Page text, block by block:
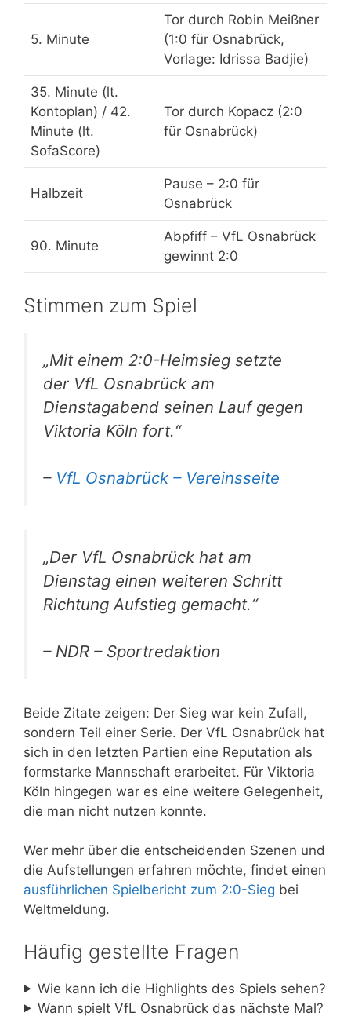
5. Minute
Tor durch Robin Meißner
(1:0 für Osnabrück,
Vorlage: Idrissa Badjie)
35. Minute (lt.
Kontoplan) / 42.
Minute (lt.
SofaScore)
Tor durch Kopacz (2:0
für Osnabrück)
Halbzeit
Pause – 2:0 für
Osnabrück
90. Minute
Abpfiff – VfL Osnabrück
gewinnt 2:0
Stimmen zum Spiel
„Mit einem 2:0-Heimsieg setzte
der VfL Osnabrück am
Dienstagabend seinen Lauf gegen
Viktoria Köln fort.“
– VfL Osnabrück – Vereinsseite
„Der VfL Osnabrück hat am
Dienstag einen weiteren Schritt
Richtung Aufstieg gemacht.“
– NDR – Sportredaktion
Beide Zitate zeigen: Der Sieg war kein Zufall,
sondern Teil einer Serie. Der VfL Osnabrück hat
sich in den letzten Partien eine Reputation als
formstarke Mannschaft erarbeitet. Für Viktoria
Köln hingegen war es eine weitere Gelegenheit,
die man nicht nutzen konnte.
Wer mehr über die entscheidenden Szenen und
die Aufstellungen erfahren möchte, findet einen
ausführlichen Spielbericht zum 2:0-Sieg bei
Weltmeldung.
Häufig gestellte Fragen
Wie kann ich die Highlights des Spiels sehen?
Wann spielt VfL Osnabrück das nächste Mal?